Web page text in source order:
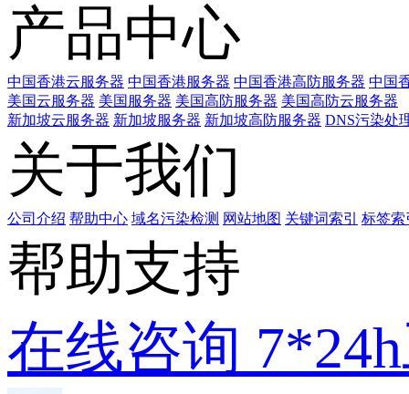
产品中心
中国香港云服务器 中国香港服务器 中国香港高防服务器 中国
美国云服务器 美国服务器 美国高防服务器 美国高防云服务器
新加坡云服务器 新加坡服务器 新加坡高防服务器 DNS污染处
关于我们
公司介绍 帮助中心 域名污染检测 网站地图 关键词索引 标签索
帮助支持
在线咨询